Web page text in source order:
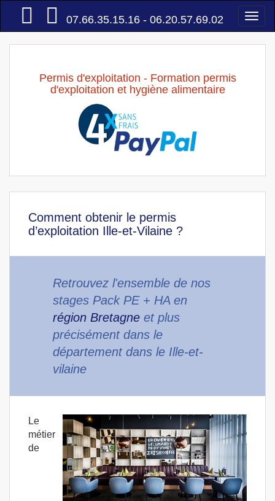
Accueil
07.66.35.15.16 - 06.20.57.69.02
Permis d'exploitation - Formation permis
d'exploitation et hygiène alimentaire
Comment obtenir le permis
d’exploitation Ille-et-Vilaine ?
Retrouvez l'ensemble de nos
stages Pack PE + HA en
région Bretagne et plus
précisément dans le
département dans le Ille-et-
vilaine
Le
métier
de